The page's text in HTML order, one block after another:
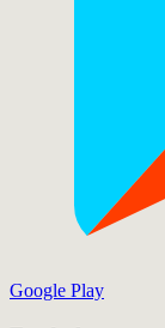
Google Play